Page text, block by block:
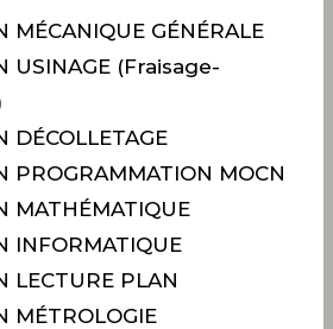
MÉCANIQUE GÉNÉRALE
USINAGE (Fraisage-
DÉCOLLETAGE
PROGRAMMATION MOCN
MATHÉMATIQUE
INFORMATIQUE
LECTURE PLAN
MÉTROLOGIE